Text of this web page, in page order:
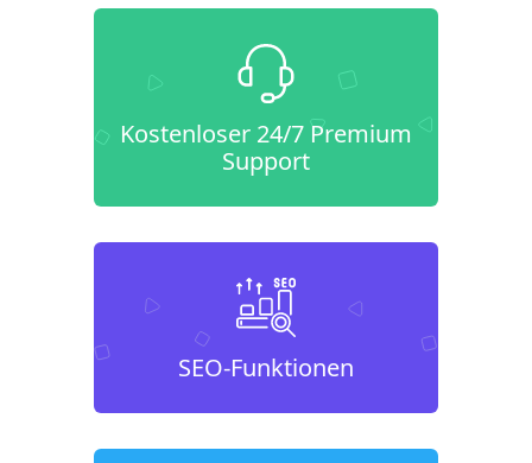
Kostenloser 24/7 Premium
Support
SEO-Funktionen